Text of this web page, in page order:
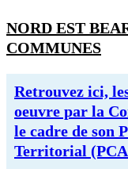
NORD EST
COMMUNES
Retrouvez ici,
oeuvre par la
le cadre de son
Territorial